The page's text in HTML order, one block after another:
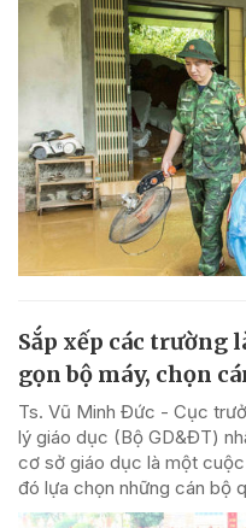
Sắp xếp các trường
gọn bộ máy, chọn
Ts. Vũ Minh Đức - Cục
lý giáo dục (Bộ GD&ĐT)
cơ sở giáo dục là một
đó lựa chọn những cán bộ